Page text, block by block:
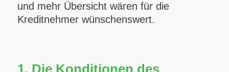
und mehr Übersicht wären für die
Kreditnehmer wünschenswert.
1. Die Konditionen des